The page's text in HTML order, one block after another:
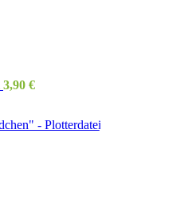
3,90 €